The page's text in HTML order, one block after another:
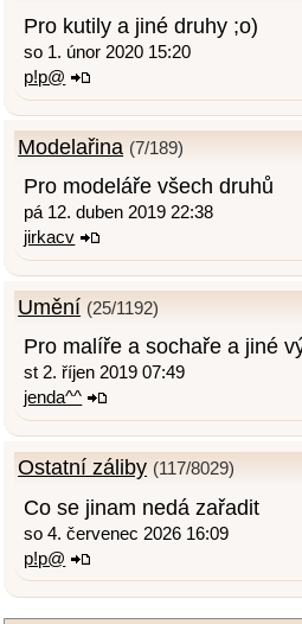
Pro kutily a jiné druhy ;o)
so 1. únor 2020 15:20
p!p@
Modelařina (7/189)
Pro modeláře všech druhů
pá 12. duben 2019 22:38
jirkacv
Umění (25/1192)
Pro malíře a sochaře a jiné
st 2. říjen 2019 07:49
jenda^^
Ostatní záliby (117/8029)
Co se jinam nedá zařadit
so 4. červenec 2026 16:09
p!p@